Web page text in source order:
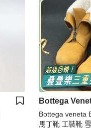
Bottega
Bottega veneta
馬丁靴 工裝靴